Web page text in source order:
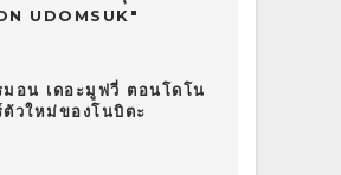
UDOMSUK"
มอน เดอะมูฟวี่ ตอนโดโน
ตัวใหม่ของโนบิตะ